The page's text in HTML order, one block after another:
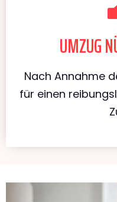
UMZUG
Nach Annahme
für einen